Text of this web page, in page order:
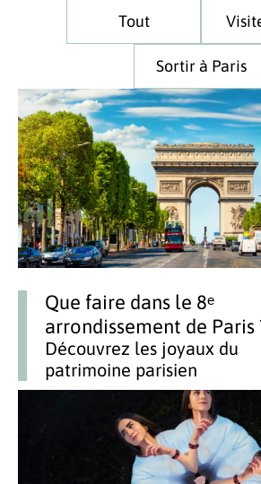
Tout
Sortir à Paris
Que faire dans le 8ᵉ
arrondissement de Paris
Découvrez les joyaux du
patrimoine parisien